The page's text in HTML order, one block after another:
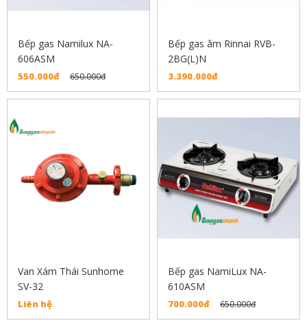
Bếp gas Namilux NA-
606ASM
550.000đ 650.000đ
Bếp gas âm Rinnai RVB-
2BG(L)N
3.390.000đ
Van Xám Thái Sunhome
SV-32
Liên hệ
Bếp gas NamiLux NA-
610ASM
700.000đ 650.000đ